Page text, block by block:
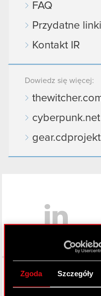
Zgoda Szczegóły
FAQ
Przydatne linki
Kontakt IR
Dowiedz się więcej:
cyberpunk.net